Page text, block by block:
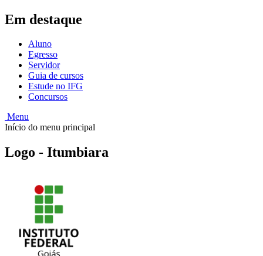
Em destaque
Aluno
Egresso
Servidor
Guia de cursos
Estude no IFG
Concursos
Menu
Início do menu principal
Logo - Itumbiara